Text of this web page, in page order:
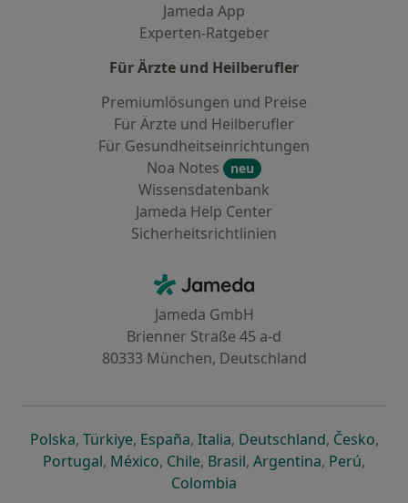
Jameda App
Experten-Ratgeber
Für Ärzte und Heilberufler
Premiumlösungen und Preise
Für Ärzte und Heilberufler
Für Gesundheitseinrichtungen
Noa Notes
neu
Wissensdatenbank
Jameda Help Center
Sicherheitsrichtlinien
Jameda - Startseite
Jameda GmbH
Brienner Straße 45 a-d
80333 München, Deutschland
Polskaöffnet in einer neuen Registerkarte
, Türkiyeöffnet in einer neuen Registerkarte
, Españaöffnet in einer neuen
, Italiaöffnet in einer neuen
, Deutschlandöffnet in
, Česko,
Portugalöffnet in einer neuen Registerkarte
, Méxicoöffnet in einer neuen Registerkarte
, Chileöffnet in einer neuen
, Brasilöffnet in einer neuen
, Argentinaöffnet in
, Perúöffnet
,
Colombia